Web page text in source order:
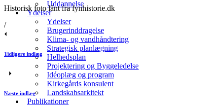
Uddannelse
Ydelser
Ydelser
Brugerinddragelse
Klima- og vandhåndtering
Strategisk planlægning
Helhedsplan
Projektering og Byggeledelse
Idéoplæg og program
Kirkegårds konsulent
Landskabsarkitekt
Publikationer
Historisk foto lånt fra fynhistorie.dk
/
Tidligere indlæg
Næste indlæg